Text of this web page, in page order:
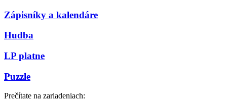
Zápisníky a kalendáre
Hudba
LP platne
Puzzle
Prečítate na zariadeniach: